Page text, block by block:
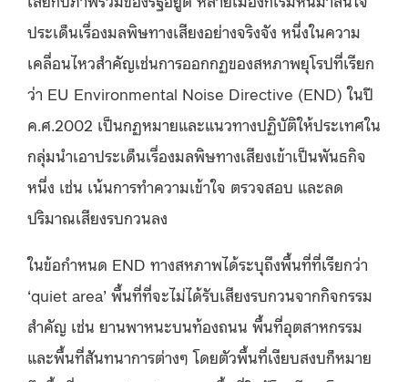
ประเด็นเรื่องมลพิษทางเสียงอย่างจริงจัง หนึ่งในความ
เคลื่อนไหวสำคัญเช่นการออกกฏของสหภาพยุโรปที่เรียก
ว่า EU Environmental Noise Directive (END) ในปี
ค.ศ.2002 เป็นกฏหมายและแนวทางปฏิบัติให้ประเทศใน
กลุ่มนำเอาประเด็นเรื่องมลพิษทางเสียงเข้าเป็นพันธกิจ
หนึ่ง เช่น เน้นการทำความเข้าใจ ตรวจสอบ และลด
ปริมาณเสียงรบกวนลง
ในข้อกำหนด END ทางสหภาพได้ระบุถึงพื้นที่ที่เรียกว่า
‘quiet area’ พื้นที่ที่จะไม่ได้รับเสียงรบกวนจากกิจกรรม
สำคัญ เช่น ยานพาหนะบนท้องถนน พื้นที่อุตสาหกรรม
และพื้นที่สันทนาการต่างๆ โดยตัวพื้นที่เงียบสงบก็หมาย